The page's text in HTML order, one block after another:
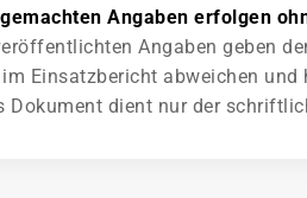
Angaben erfolgen
Angaben geben
Einsatzbericht abweichen
Dokument dient nur der